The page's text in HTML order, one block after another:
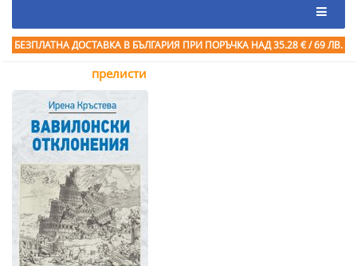
БЕЗПЛАТНА ДОСТАВКА В БЪЛГАРИЯ ПРИ ПОРЪЧКА НАД 35.28 € / 69 ЛВ.
прелисти